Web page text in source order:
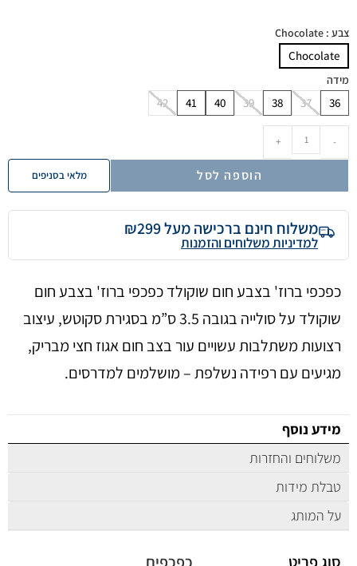
צבע : Chocolate
Chocolate
מידה
36
37
38
39
40
41
42
-
+
הוספה לסל מלאי בסניפים
משלוח חינם ברכישה מעל ₪299
למדיניות משלוחים והזמנות
כפכפי ברוז' בצבע חום שוקולד כפכפי ברוז' בצבע חום
שוקולד על סולייה בגובה 3.5 ס”מ בסגירת סקוטש, עיצוב
רצועות משתלבות עשויים עור בצב חום אגוז חצי מבריק,
מגיעים עם רפידה נשלפת – מושלמים למדרסים.
מידע נוסף
משלוחים והחזרות
טבלת מידות
על המותג
סוג פריט
כפכפים